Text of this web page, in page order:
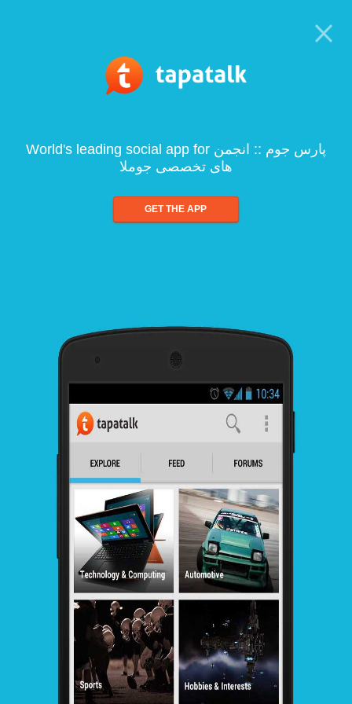
World's leading social app for پارس جوم :: انجمن
های تخصصی جوملا
GET THE APP